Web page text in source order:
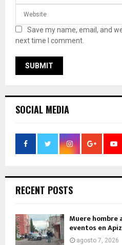
Save my name, email, and
next time I comment.
SOCIAL MEDIA
RECENT POSTS
Muere hombre
eventos en
agosto 7, 2026